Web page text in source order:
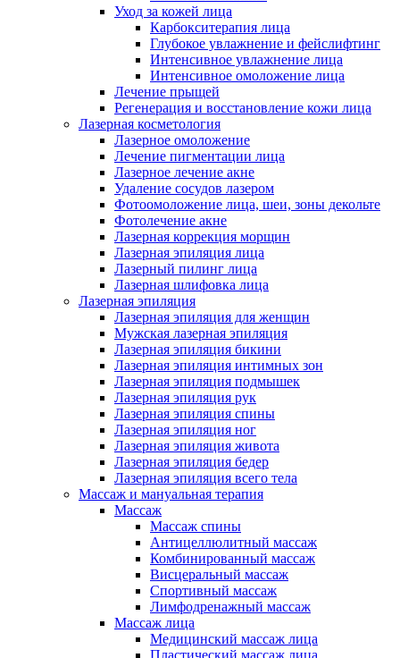
Уход за кожей лица
Карбокситерапия лица
Глубокое увлажнение и фейслифтинг
Интенсивное увлажнение лица
Интенсивное омоложение лица
Лечение прыщей
Регенерация и восстановление кожи лица
Лазерная косметология
Лазерное омоложение
Лечение пигментации лица
Лазерное лечение акне
Удаление сосудов лазером
Фотоомоложение лица, шеи, зоны декольте
Фотолечение акне
Лазерная коррекция морщин
Лазерная эпиляция лица
Лазерный пилинг лица
Лазерная шлифовка лица
Лазерная эпиляция
Лазерная эпиляция для женщин
Мужская лазерная эпиляция
Лазерная эпиляция бикини
Лазерная эпиляция интимных зон
Лазерная эпиляция подмышек
Лазерная эпиляция рук
Лазерная эпиляция спины
Лазерная эпиляция ног
Лазерная эпиляция живота
Лазерная эпиляция бедер
Лазерная эпиляция всего тела
Массаж и мануальная терапия
Массаж
Массаж спины
Антицеллюлитный массаж
Комбинированный массаж
Висцеральный массаж
Спортивный массаж
Лимфодренажный массаж
Массаж лица
Медицинский массаж лица
Пластический массаж лица